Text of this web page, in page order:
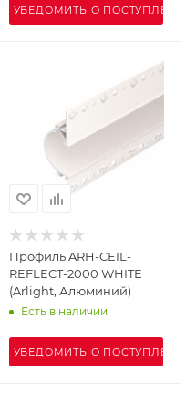
УВЕДОМИТЬ О ПОСТУПЛЕНИИ
Профиль ARH-CEIL-
REFLECT-2000 WHITE
(Arlight, Алюминий)
Есть в наличии
УВЕДОМИТЬ О ПОСТУПЛЕНИИ